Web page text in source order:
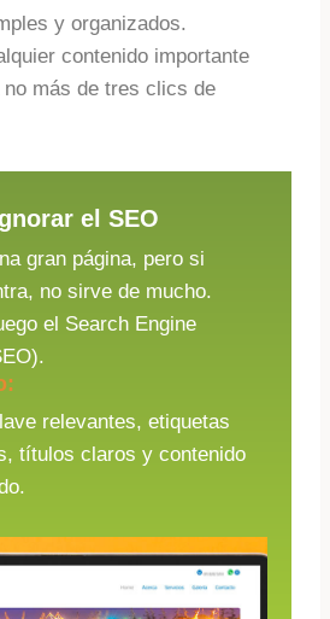
y organizados.
contenido importante
más de tres clics de
el SEO
gran página, pero si
no sirve de mucho.
el Search Engine
relevantes, etiquetas
títulos claros y contenido